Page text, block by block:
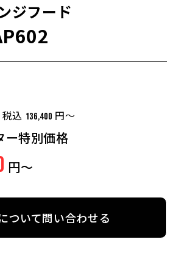
ジフード
込 136,400 円～
ー特別価格
円～
ついて問い合わせる